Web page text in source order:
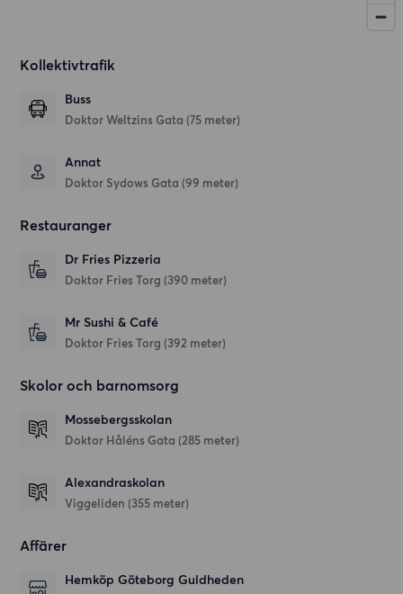
Kollektivtrafik
Buss
Doktor Weltzins Gata (75 meter)
Annat
Doktor Sydows Gata (99 meter)
Restauranger
Dr Fries Pizzeria
Doktor Fries Torg (390 meter)
Mr Sushi & Café
Doktor Fries Torg (392 meter)
Skolor och barnomsorg
Mossebergsskolan
Doktor Håléns Gata (285 meter)
Alexandraskolan
Viggeliden (355 meter)
Affärer
Hemköp Göteborg Guldheden